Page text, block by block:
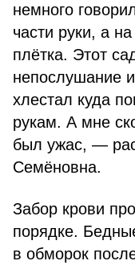
немного
части руки, а
плётка. Этот
непослушание
хлестал куда
рукам. А мне
был ужас, —
Семёновна.
Забор крови
порядке.
в обморок